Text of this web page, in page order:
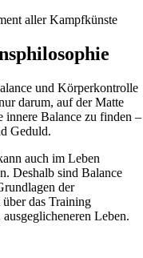
aller Kampfkünste
und Körperkontrolle
darum, auf der Matte
innere Balance zu finden –
Geduld.
auch im Leben
Deshalb sind Balance
der
das Training
Leben.